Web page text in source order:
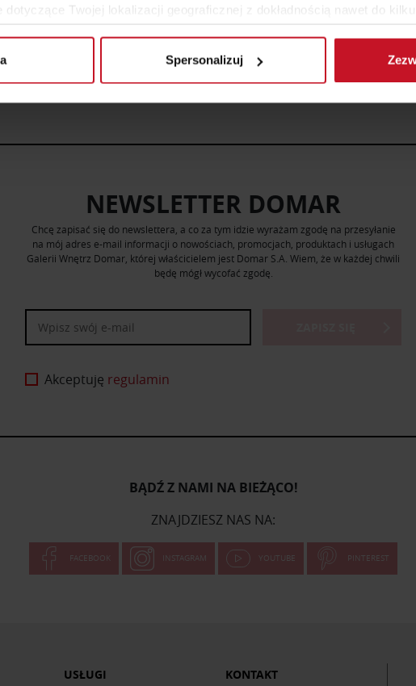
dotyczące Twojej lokalizacji geograficznej z dokładnością nawet do kilku
urządzenie, aktywnie analizując charakteryzującego je zbiory
tego, jak Twoje osobiste dane są przetwarzane oraz ustaw własne
o tym, jak korzystasz z naszej witryny, udostępniamy
Spersonalizuj
NEWSLETTER DOMAR
Chcę zapisać się do newslettera, a co za tym idzie wyrażam zgodę na przesyłanie
na mój adres e-mail informacji o nowościach, promocjach, produktach i usługach
Galerii Wnętrz Domar, której właścicielem jest Domar S.A. Wiem, że w każdej chwili
będę mógł wycofać zgodę.
Akceptuję regulamin
BĄDŹ Z NAMI NA BIEŻĄCO!
ZNAJDZIESZ NAS NA:
FACEBOOK INSTAGRAM YOUTUBE PINTEREST
USŁUGI KONTAKT